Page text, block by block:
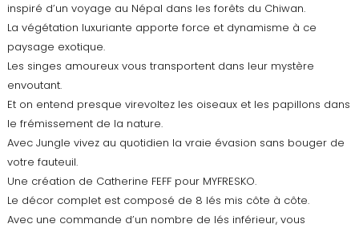
inspiré d’un voyage au Népal dans les forêts du Chiwan.
La végétation luxuriante apporte force et dynamisme à ce
paysage exotique.
Les singes amoureux vous transportent dans leur mystère
envoutant.
Et on entend presque virevoltez les oiseaux et les papillons dans
le frémissement de la nature.
Avec Jungle vivez au quotidien la vraie évasion sans bouger de
votre fauteuil.
Une création de Catherine FEFF pour MYFRESKO.
Le décor complet est composé de 8 lés mis côte à côte.
Avec une commande d’un nombre de lés inférieur, vous